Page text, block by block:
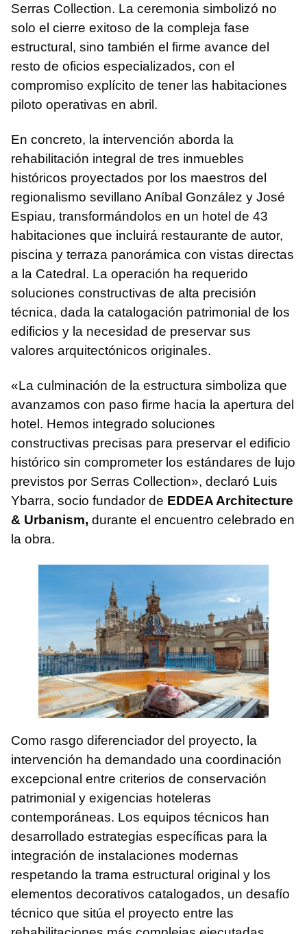
Serras Collection. La ceremonia simbolizó no
solo el cierre exitoso de la compleja fase
estructural, sino también el firme avance del
resto de oficios especializados, con el
compromiso explícito de tener las habitaciones
piloto operativas en abril.
En concreto, la intervención aborda la
rehabilitación integral de tres inmuebles
históricos proyectados por los maestros del
regionalismo sevillano Aníbal González y José
Espiau, transformándolos en un hotel de 43
habitaciones que incluirá restaurante de autor,
piscina y terraza panorámica con vistas directas
a la Catedral. La operación ha requerido
soluciones constructivas de alta precisión
técnica, dada la catalogación patrimonial de los
edificios y la necesidad de preservar sus
valores arquitectónicos originales.
«La culminación de la estructura simboliza que
avanzamos con paso firme hacia la apertura del
hotel. Hemos integrado soluciones
constructivas precisas para preservar el edificio
histórico sin comprometer los estándares de lujo
previstos por Serras Collection», declaró Luis
Ybarra, socio fundador de EDDEA Architecture
& Urbanism, durante el encuentro celebrado en
la obra.
Como rasgo diferenciador del proyecto, la
intervención ha demandado una coordinación
excepcional entre criterios de conservación
patrimonial y exigencias hoteleras
contemporáneas. Los equipos técnicos han
desarrollado estrategias específicas para la
integración de instalaciones modernas
respetando la trama estructural original y los
elementos decorativos catalogados, un desafío
técnico que sitúa el proyecto entre las